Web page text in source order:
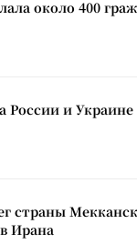
около 400
России и
страны
Ирана